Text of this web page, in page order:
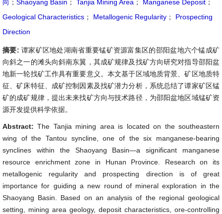
向 ； Shaoyang Basin ； Tanjia Mining Area ； Manganese Deposit ；
Geological Characteristics ； Metallogenic Regularity ；
Prospecting
Direction
摘要: 谭家矿区地处湖南省重要锰矿资源富集区的邵阳盆地六个锰成矿
向斜之一的滩头向斜南东翼，其成矿规律及找矿方向研究对指导邵阳盆
地新一轮找矿工作具有重要意义。本文基于区域地质背景、矿区地质特
征、矿床特征、成矿控制因素及找矿潜力分析，系统总结了谭家矿区锰
矿的成矿规律，提出未来找矿方向与技术路径，为邵阳盆地区域锰矿资
源开发提供科学依据。
Abstract:The Tanjia mining area is located on the southeastern
wing of the Tantou syncline, one of the six manganese-bearing
synclines within the Shaoyang Basin—a significant manganese
resource enrichment zone in Hunan Province. Research on its
metallogenic regularity and prospecting direction is of great
importance for guiding a new round of mineral exploration in the
Shaoyang Basin. Based on an analysis of the regional geological
setting, mining area geology, deposit characteristics, ore-controlling